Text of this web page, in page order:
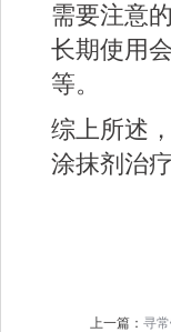
需要注意
长期使用
等。
综上所述
涂抹剂治
上一篇： 寻